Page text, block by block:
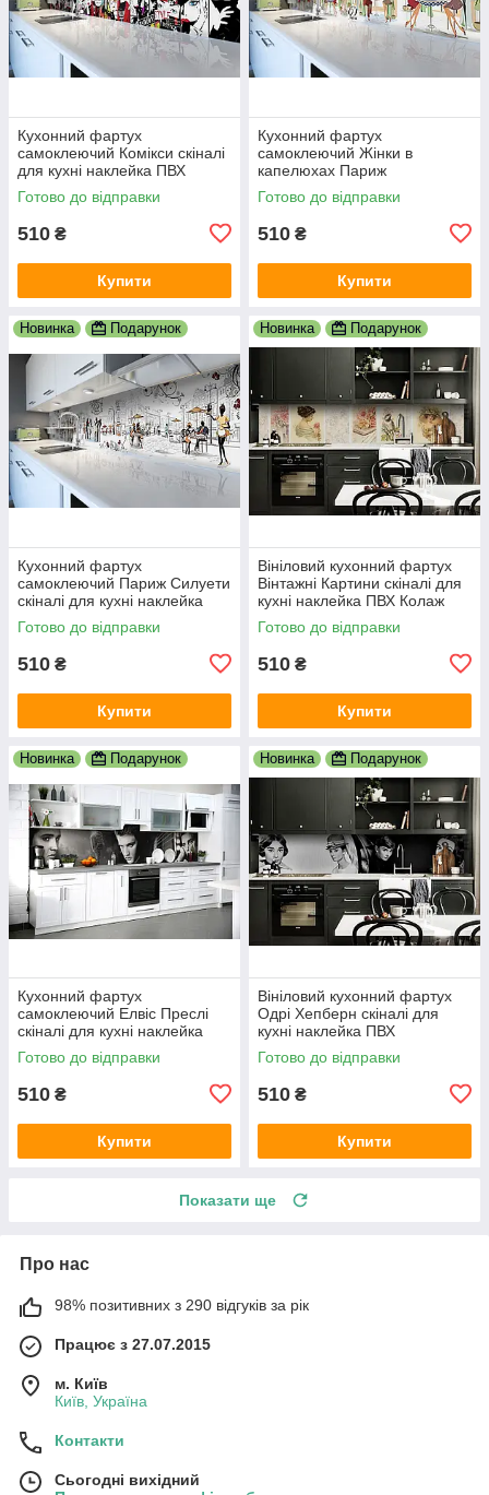
Кухонний фартух
самоклеючий Комікси скіналі
для кухні наклейка ПВХ
малюнок люди білий
600х2000 мм
Готово до відправки
510 ₴
Купити
Кухонний фартух
самоклеючий Жінки в
капелюхах Париж
мальований скіналі для кухні
наклейка ПВХ беж 600х2000
Готово до відправки
510 ₴
Купити
Новинка Подарунок
Кухонний фартух
самоклеючий Париж Силуети
скіналі для кухні наклейка
ПВХ люди мальований
вулиця 600х2000 мм
Готово до відправки
510 ₴
Купити
Новинка Подарунок
Вініловий кухонний фартух
Вінтажні Картини скіналі для
кухні наклейка ПВХ Колаж
Люди Бежевий 600х2000 мм
Готово до відправки
510 ₴
Купити
Новинка Подарунок
Кухонний фартух
самоклеючий Елвіс Преслі
скіналі для кухні наклейка
ПВХ ретро співаки сірий
600х2000 мм
Готово до відправки
510 ₴
Купити
Новинка Подарунок
Вініловий кухонний фартух
Одрі Хепберн скіналі для
кухні наклейка ПВХ
персонажі ретро Чорно-білий
600х2000 мм
Готово до відправки
510 ₴
Купити
Показати ще
Про нас
98% позитивних з 290 відгуків за рік
Працює з 27.07.2015
м. Київ
Київ, Україна
Контакти
Сьогодні вихідний